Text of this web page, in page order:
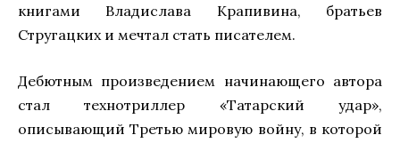
книгами Владислава Крапивина, братьев
Стругацких и мечтал стать писателем.
Дебютным произведением начинающего автора
стал технотриллер «Татарский удар»,
описывающий Третью мировую войну, в которой